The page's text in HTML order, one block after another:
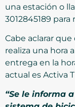
una estación o
3012845189 para
Cabe aclarar
realiza una hora
entrega en la
actual es Activa T
“Se le informa